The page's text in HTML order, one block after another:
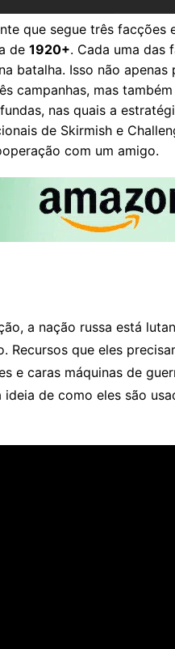
que segue três facções
de 1920+. Cada uma das
batalha. Isso não apenas
campanhas, mas
nas quais a
de Skirmish e
com um amigo.
a nação russa está
Recursos que eles
e caras máquinas de
de como eles são